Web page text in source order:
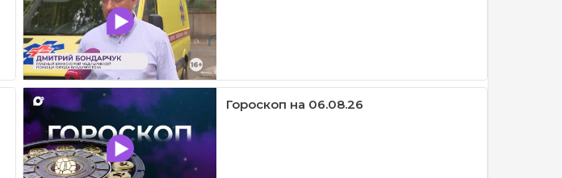
Гороскоп на 06.08.26